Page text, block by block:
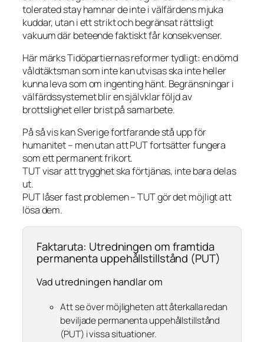
tolerated stay hamnar de inte i välfärdens mjuka
kuddar, utan i ett strikt och begränsat rättsligt
vakuum där beteende faktiskt får konsekvenser.
Här märks Tidöpartiernas reformer tydligt: en dömd
våldtäktsman som inte kan utvisas ska inte heller
kunna leva som om ingenting hänt. Begränsningar i
välfärdssystemet blir en självklar följd av
brottslighet eller brist på samarbete.
På så vis kan Sverige fortfarande stå upp för
humanitet – men utan att PUT fortsätter fungera
som ett permanent frikort.
TUT visar att trygghet ska förtjänas, inte bara delas
ut.
PUT låser fast problemen – TUT gör det möjligt att
lösa dem.
Faktaruta: Utredningen om framtida
permanenta uppehållstillstånd (PUT)
Vad utredningen handlar om
Att se över möjligheten att återkalla redan
beviljade permanenta uppehållstillstånd
(PUT) i vissa situationer.